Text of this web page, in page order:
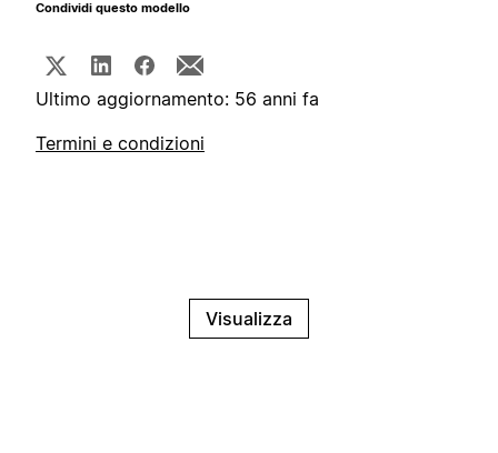
Condividi questo modello
Ultimo aggiornamento: 56 anni fa
Termini e condizioni
Visualizza